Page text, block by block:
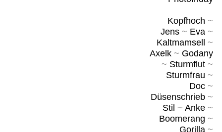
Kopfhoch ~
Jens~ Eva~
Kaltmamsell
~
Axelk~ Godany
~ Sturmflut~
Sturmfrau ~
Doc~
Düsenschrieb~
Stil ~ Anke~
Boomerang ~
Gorilla~